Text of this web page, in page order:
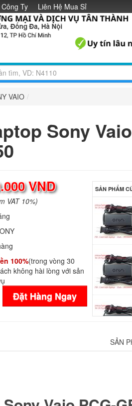
Ty Liên Hệ Mua Sỉ
VAIO /
Sony
VND
VAT 10%)
100%(trong vòng 30
không hài lòng với sản
Đặt Hàng Ngay
SẢN PHẨM
SẢN